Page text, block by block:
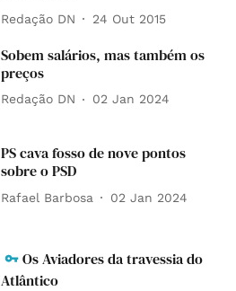
Redação DN 24 Out 2015
Sobem salários, mas também os
preços
Redação DN 02 Jan 2024
PS cava fosso de nove pontos
sobre o PSD
Rafael Barbosa 02 Jan 2024
Os Aviadores da travessia do
Atlântico